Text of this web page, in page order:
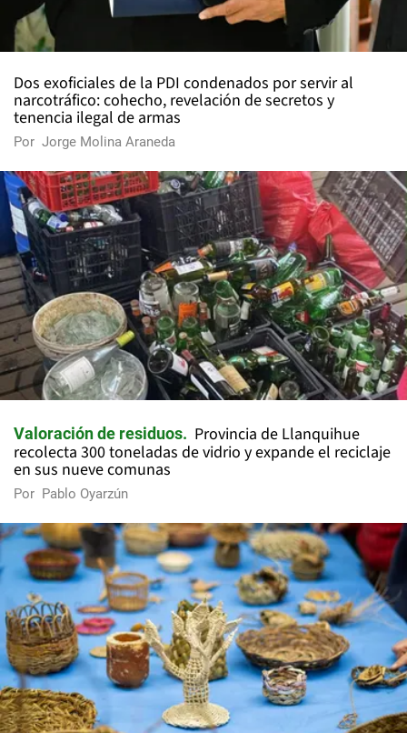
Dos exoficiales de la PDI condenados por servir al
narcotráfico: cohecho, revelación de secretos y
tenencia ilegal de armas
Por Jorge Molina Araneda
Valoración de residuos
Provincia de Llanquihue
recolecta 300 toneladas de vidrio y expande el reciclaje
en sus nueve comunas
Por Pablo Oyarzún